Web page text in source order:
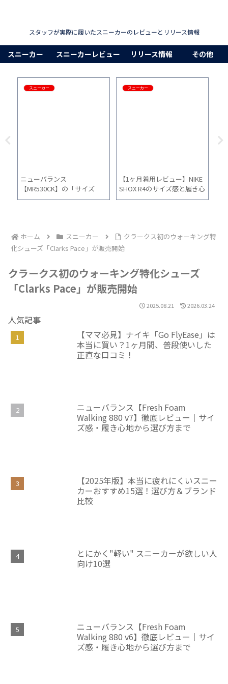
スタッフが実際に履いたスニーカーのレビューとリリース情報
スニーカー スニーカーレビュー リリース情報 その他
スニーカー
ニューバランス
【MR530CK】の「サイズ
感」「履き心地」「普段使
スニーカー
【1ヶ月着用レビュー】NIKE
SHOX R4のサイズ感と履き心
地を徹底解説！
ホーム スニーカー
クラークス初のウォーキング特
化シューズ「Clarks Pace」が販売開始
クラークス初のウォーキング特化シューズ
「Clarks Pace」が販売開始
2025.08.21 2026.03.24
人気記事
【ママ必見】ナイキ「Go FlyEase」は
本当に買い？1ヶ月間、普段使いした
正直な口コミ！
ニューバランス【Fresh Foam
Walking 880 v7】徹底レビュー｜サイ
ズ感・履き心地から選び方まで
【2025年版】本当に疲れにくいスニー
カーおすすめ15選！選び方＆ブランド
比較
とにかく"軽い" スニーカーが欲しい人
向け10選
ニューバランス【Fresh Foam
Walking 880 v6】徹底レビュー｜サイ
ズ感・履き心地から選び方まで